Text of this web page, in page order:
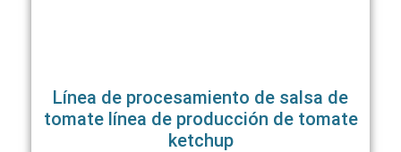
Línea de procesamiento de salsa de
tomate línea de producción de tomate
ketchup